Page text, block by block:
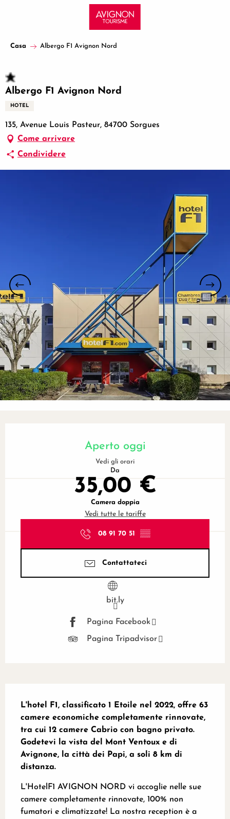
principal
Casa Albergo F1 Avignon Nord
Albergo F1 Avignon Nord
HOTEL
135, Avenue Louis Pasteur, 84700 Sorgues
Come arrivare
Condividere
Aperto oggi
Vedi gli orari
Da
35,00 €
Camera doppia
Vedi tutte le tariffe
08 91 70 51 ▒▒
Contattateci
bit.ly
Pagina Facebook
Pagina Tripadvisor
L'hotel F1, classificato 1 Etoile nel 2022, offre 63
camere economiche completamente rinnovate,
tra cui 12 camere Cabrio con bagno privato.
Godetevi la vista del Mont Ventoux e di
Avignone, la città dei Papi, a soli 8 km di
distanza.
L'HotelF1 AVIGNON NORD vi accoglie nelle sue
camere completamente rinnovate, 100% non
fumatori e climatizzate! La nostra reception è a